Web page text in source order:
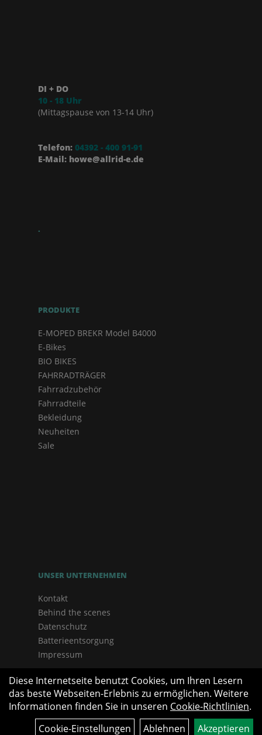
DI + DO
10 - 18 Uhr
(Mittagspause von 13-14 Uhr)
Telefon: 04392 - 400 91-91
E-Mail: howe@allrid-e.de
.
PRODUKTE
E-MOPED BREKR Model B4000
E-Bikes
BIO BIKES
FAHRRADTRÄGER
Fahrradzubehör
Fahrradteile
Bekleidung
Neuheiten
Sale
UNSER UNTERNEHMEN
Kontakt
Behind the scenes
Datenschutz
Batterieentsorgung
Impressum
Diese Internetseite benutzt Cookies, um Ihren Lesern
das beste Webseiten-Erlebnis zu ermöglichen. Weitere
Informationen finden Sie in unseren Cookie-Richtlinien.
Cookie-Einstellungen
Ablehnen Akzeptieren